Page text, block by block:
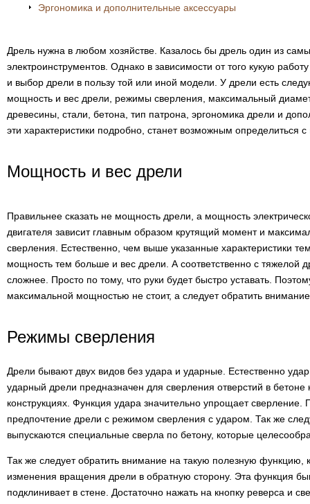
Эргономика и дополнительные аксессуары
Дрель нужна в любом хозяйстве. Казалось бы дрель один из
электроинструментов. Однако в зависимости от того кукую
и выбор дрели в пользу той или иной модели. У дрели есть
мощность и вес дрели, режимы сверления, максимальный
древесины, стали, бетона, тип патрона, эргономика дрели и
эти характеристики подробно, станет возможным определиться
Мощность и вес дрели
Правильнее сказать не мощность дрели, а мощность
двигателя зависит главным образом крутящий момент и
сверления. Естественно, чем выше указанные характеристики
мощность тем больше и вес дрели. А соответственно с тяжелой
сложнее. Просто по тому, что руки будет быстро уставать.
максимальной мощностью не стоит, а следует обратить
Режимы сверления
Дрели бывают двух видов без удара и ударные. Естественно
ударный дрели предназначен для сверления отверстий в
конструкциях. Функция удара значительно упрощает сверление.
предпочтение дрели с режимом сверления с ударом. Так же
выпускаются специальные сверла по бетону, которые
Так же следует обратить внимание на такую полезную функцию,
изменения вращения дрели в обратную сторону. Эта функция
подклинивает в стене. Достаточно нажать на кнопку реверса и